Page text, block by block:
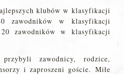
klubów w klasyfikacji
zawodników w klasyfikacji
zawodników w klasyfikacji
zawodnicy, rodzice,
i zaproszeni goście. Miłe